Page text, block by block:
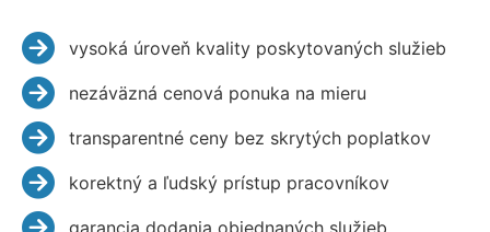
vysoká úroveň kvality poskytovaných služieb
nezáväzná cenová ponuka na mieru
transparentné ceny bez skrytých poplatkov
korektný a ľudský prístup pracovníkov
garancia dodania objednaných služieb